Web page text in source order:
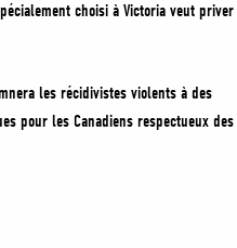
choisi à Victoria veut priver
les récidivistes violents à des
pour les Canadiens respectueux des